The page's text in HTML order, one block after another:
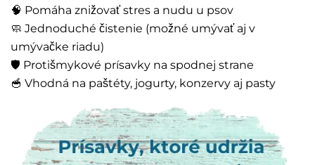
🧠 Pomáha znižovať stres a nudu u psov
🧼 Jednoduché čistenie (možné umývať aj v
umývačke riadu)
🛡️ Protišmykové prísavky na spodnej strane
🥣 Vhodná na paštéty, jogurty, konzervy aj pasty